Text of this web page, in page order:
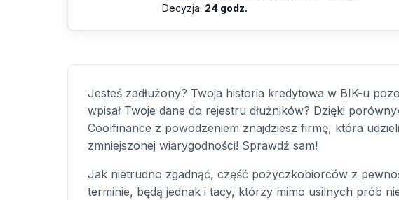
Decyzja: 24 godz.
Jesteś zadłużony? Twoja historia kredytowa w BIK-u
wpisał Twoje dane do rejestru dłużników? Dzięki
Coolfinance z powodzeniem znajdziesz firmę, która
zmniejszonej wiarygodności! Sprawdź sam!
Jak nietrudno zgadnąć, część pożyczkobiorców z
terminie, będą jednak i tacy, którzy mimo usilnych prób